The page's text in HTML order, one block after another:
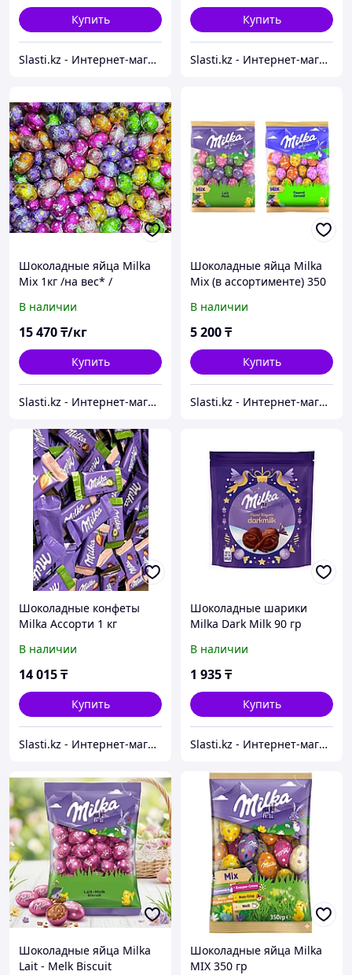
Купить
Slasti.kz - Интернет-магазин сладостей
Купить
Slasti.kz - Интернет-магазин сладостей
Шоколадные яйца Milka
Mix 1кг /на вес* /
В наличии
15 470₸/кг
Купить
Slasti.kz - Интернет-магазин сладостей
Шоколадные яйца Milka
Mix (в ассортименте) 350
В наличии
5 200₸
Купить
Slasti.kz - Интернет-магазин сладостей
Шоколадные конфеты
Milka Ассорти 1 кг
В наличии
14 015₸
Купить
Slasti.kz - Интернет-магазин сладостей
Шоколадные шарики
Milka Dark Milk 90 гр
В наличии
1 935₸
Купить
Slasti.kz - Интернет-магазин сладостей
Шоколадные яйца Milka
Lait - Melk Biscuit
Шоколадные яйца Milka
MIX 350 гр